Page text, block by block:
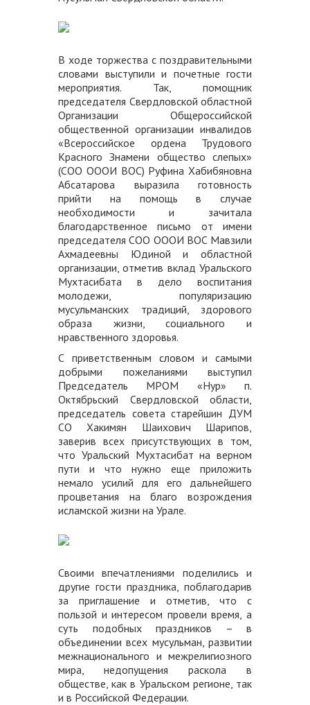
В ходе торжества с поздравительными
словами выступили и почетные гости
мероприятия. Так, помощник
председателя Свердловской областной
Организации Общероссийской
общественной организации инвалидов
«Всероссийское ордена Трудового
Красного Знамени общество слепых»
(СОО ОООИ ВОС) Руфина Хабибяновна
Абсатарова выразила готовность
прийти на помощь в случае
необходимости
и зачитала
благодарственное письмо от имени
председателя СОО ОООИ ВОС Мавзили
Ахмадеевны Юдиной и областной
организации, отметив вклад Уральского
Мухтасибата в дело воспитания
молодежи, популяризацию
мусульманских традиций, здорового
образа жизни, социального и
нравственного здоровья.
С приветственным словом и самыми
добрыми пожеланиями выступил
Председатель МРОМ «Нур» п.
Октябрьский Свердловской области,
председатель совета старейшин ДУМ
СО Хакимян Шаихович Шарипов,
заверив всех присутствующих в том,
что Уральский Мухтасибат на верном
пути и что нужно еще приложить
немало усилий для его дальнейшего
процветания на благо возрождения
исламской жизни на Урале.
Своими впечатлениями поделились и
другие гости праздника, поблагодарив
за приглашение и отметив, что с
пользой и интересом провели время, а
суть подобных праздников – в
объединении всех мусульман, развитии
межнационального и межрелигиозного
мира, недопущения раскола в
обществе, как в Уральском регионе, так
и в Российской Федерации.